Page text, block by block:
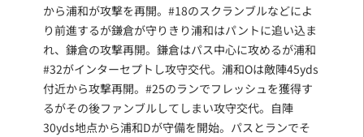
から浦和が攻撃を再開。#18のスクランブルなどによ
り前進するが鎌倉が守りきり浦和はパントに追い込ま
れ、鎌倉の攻撃再開。鎌倉はパス中心に攻めるが浦和
#32がインターセプトし攻守交代。浦和Oは敵陣45yds
付近から攻撃再開。#25のランでフレッシュを獲得す
るがその後ファンブルしてしまい攻守交代。自陣
30yds地点から浦和Dが守備を開始。パスとランでそ